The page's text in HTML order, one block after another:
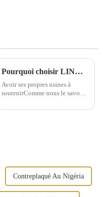
Pourquoi choisir LINYI JIUHENG comme partenaire ?
Avoir ses propres usines à
soutenirComme nous le savons
commerce extérieur, les
Contreplaqué Au Nigéria